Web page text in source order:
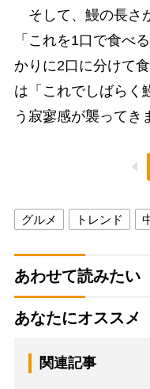
そして、鰻の長さ
「これを1口で食べ
かりに2口に分けて
は「これでしばら
う寂寥感が襲ってき
グルメ トレンド
あわせて読みたい
あなたにオススメ
関連記事